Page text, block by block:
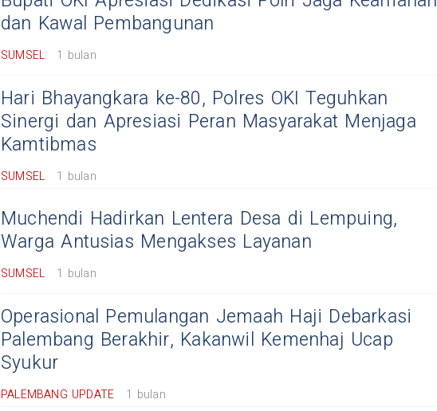
dan Kawal Pembangunan
SUMSEL 1 bulan
Hari Bhayangkara ke-80, Polres OKI Teguhkan
Sinergi dan Apresiasi Peran Masyarakat Menjaga
Kamtibmas
SUMSEL 1 bulan
Muchendi Hadirkan Lentera Desa di Lempuing,
Warga Antusias Mengakses Layanan
SUMSEL 1 bulan
Operasional Pemulangan Jemaah Haji Debarkasi
Palembang Berakhir, Kakanwil Kemenhaj Ucap
Syukur
PALEMBANG UPDATE 1 bulan